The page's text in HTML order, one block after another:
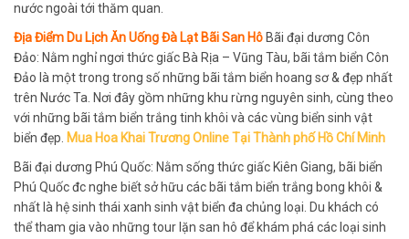
nước ngoài tới thăm quan.
Địa Điểm Du Lịch Ăn Uống Đà Lạt Bãi San Hô Bãi đại dương Côn
Đảo: Nằm nghỉ ngơi thức giấc Bà Rịa – Vũng Tàu, bãi tắm biển Côn
Đảo là một trong trong số những bãi tắm biển hoang sơ & đẹp nhất
trên Nước Ta. Nơi đây gồm những khu rừng nguyên sinh, cùng theo
với những bãi tắm biển trắng tinh khôi và các vùng biển sinh vật
biển đẹp. Mua Hoa Khai Trương Online Tại Thành phố Hồ Chí Minh
Bãi đại dương Phú Quốc: Nằm sống thức giấc Kiên Giang, bãi biển
Phú Quốc đc nghe biết sở hữu các bãi tắm biển trắng bong khôi &
nhất là hệ sinh thái xanh sinh vật biển đa chủng loại. Du khách có
thể tham gia vào những tour lặn san hô để khám phá các loại sinh